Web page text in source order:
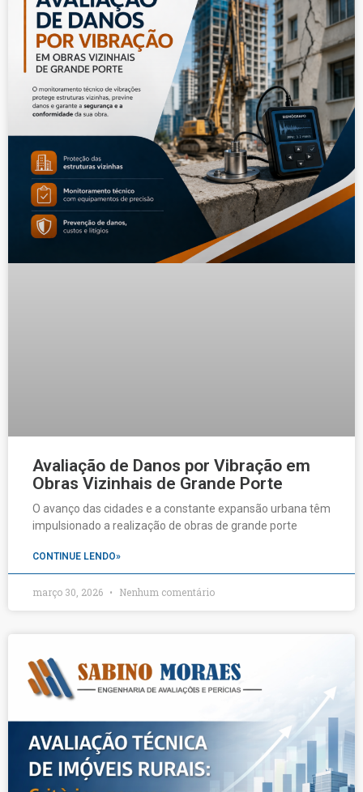
Avaliação de Danos por Vibração em
Obras Vizinhais de Grande Porte
O avanço das cidades e a constante expansão urbana têm
impulsionado a realização de obras de grande porte
CONTINUE LENDO»
março 30, 2026 Nenhum comentário